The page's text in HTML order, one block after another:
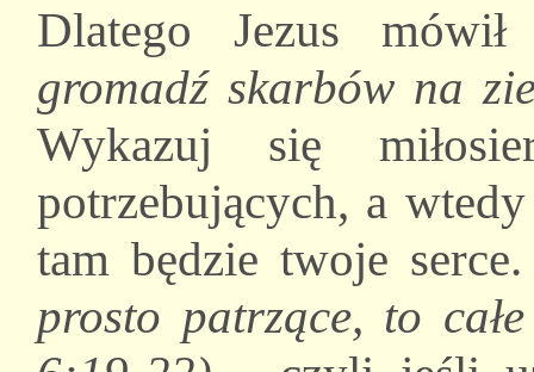
Dlatego Jezus
gromadź skarbów na
Wykazuj się
potrzebujących, a
tam będzie twoje
prosto patrzące, to